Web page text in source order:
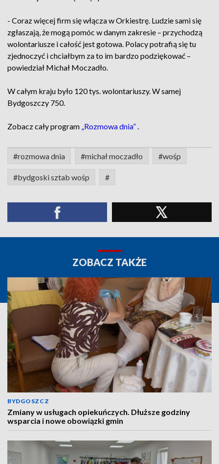
- Coraz więcej firm się włącza w Orkiestrę. Ludzie sami się
zgłaszają, że mogą pomóc w danym zakresie – przychodzą
wolontariusze i całość jest gotowa. Polacy potrafią się tu
zjednoczyć i chciałbym za to im bardzo podziękować –
powiedział Michał Moczadło.
W całym kraju było 120 tys. wolontariuszy. W samej
Bydgoszczy 750.
Zobacz cały program „Rozmowa dnia”.
#rozmowa dnia #michał moczadło #wośp
#bydgoski sztab wośp #
ZOBACZ TAKŻE
BYDGOSZCZ
Zmiany w usługach opiekuńczych. Dłuższe godziny
wsparcia i nowe obowiązki gmin